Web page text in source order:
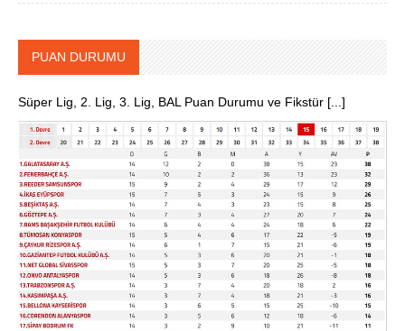
PUAN DURUMU
Süper Lig, 2. Lig, 3. Lig, BAL Puan Durumu ve Fikstür [...]